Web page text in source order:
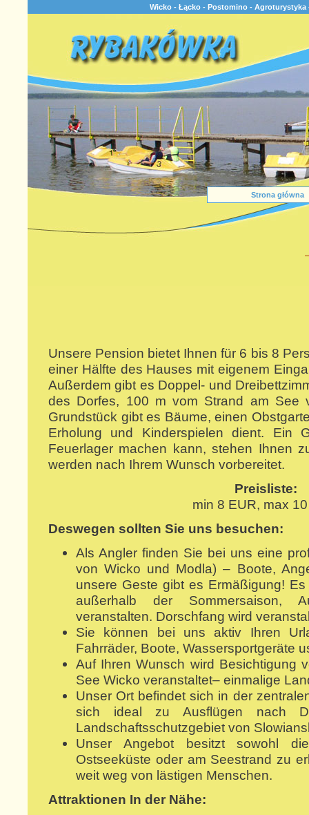
Wicko - Łącko - Postomino - Agroturystyka
Strona główna
Unsere Pension bietet Ihnen für 6 bis 8
einer Hälfte des Hauses mit eigenem
Außerdem gibt es Doppel- und
des Dorfes, 100 m vom Strand am See
Grundstück gibt es Bäume, einen
Erholung und Kinderspielen dient. Ein
Feuerlager machen kann, stehen Ihnen
werden nach Ihrem Wunsch vorbereitet.
Preisliste:
min 8 EUR, max
Deswegen sollten Sie uns besuchen:
Als Angler finden Sie bei uns eine
von Wicko und Modla) – Boote,
unsere Geste gibt es Ermäßigung!
außerhalb der Sommersaison,
veranstalten. Dorschfang wird
Sie können bei uns aktiv Ihren
Fahrräder, Boote, Wassersportgeräte
Auf Ihren Wunsch wird Besichtigung
See Wicko veranstaltet– einmalige
Unser Ort befindet sich in der
sich ideal zu Ausflügen nach
Landschaftsschutzgebiet von
Unser Angebot besitzt sowohl
Ostseeküste oder am Seestrand zu
weit weg von lästigen Menschen.
Attraktionen In der Nähe: